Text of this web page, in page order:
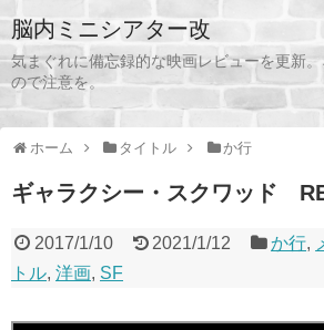
脳内ミニシアター改
気まぐれに備忘録的な映画レビューを更新
ので注意を。
ホーム タイトル か行
ギャラクシー・スクワッド
2017/1/10 2021/1/12 か行,
トル, 洋画, SF